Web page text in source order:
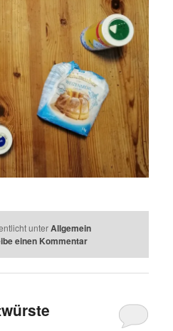
unter Allgemein
einen Kommentar